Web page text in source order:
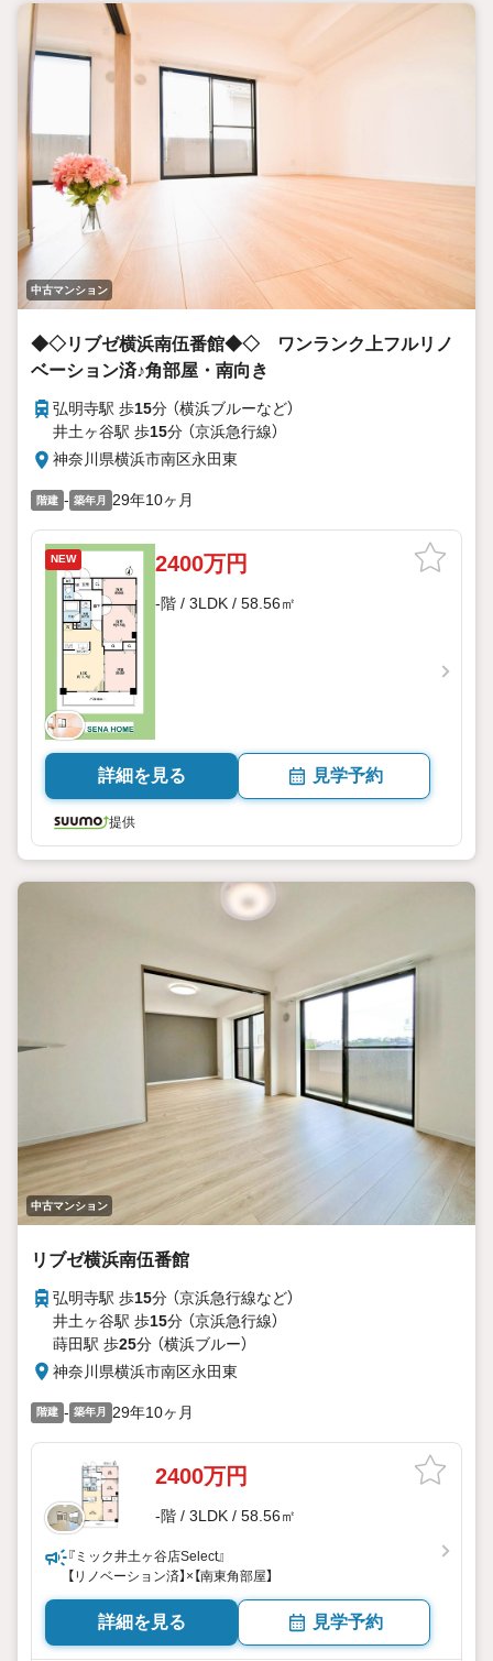
中古マンション
◆◇リブゼ横浜南伍番館◆◇ ワンランク上フルリノ
ベーション済♪角部屋・南向き
弘明寺駅 歩15分 （横浜ブルーなど）
井土ヶ谷駅 歩15分 （京浜急行線）
神奈川県横浜市南区永田東
階建 - 築年月 29年10ヶ月
NEW 2400万円
-階 / 3LDK / 58.56㎡
詳細を見る 見学予約
提供
中古マンション
リブゼ横浜南伍番館
弘明寺駅 歩15分 （京浜急行線など）
井土ヶ谷駅 歩15分 （京浜急行線）
蒔田駅 歩25分 （横浜ブルー）
神奈川県横浜市南区永田東
階建 - 築年月 29年10ヶ月
2400万円
-階 / 3LDK / 58.56㎡
『ミック井土ヶ谷店Select』
【リノベーション済】×【南東角部屋】
詳細を見る 見学予約